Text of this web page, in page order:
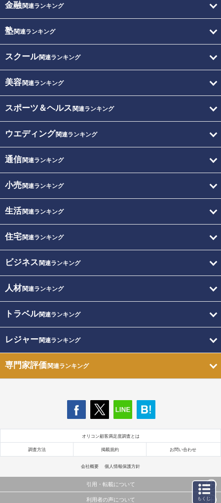
金融関連ランキング
塾関連ランキング
スクール関連ランキング
美容関連ランキング
スポーツ＆ヘルス 関連ランキング
ウエディング関連ランキング
通信関連ランキング
小売関連ランキング
生活関連ランキング
住宅関連ランキング
ビジネス 関連ランキング
人材関連ランキング
トラベル関連ランキング
レジャー関連ランキング
専門家評価関連ランキング
オリコン顧客満足度調査とは
調査方法 掲載規約 お問い合わせ
会社概要 個人情報保護方針
引用・転載について
当サイトで公開されている情報（文字、写真、イラスト、画像データ等）及びこれらの配置・
利用者の声について もくじ